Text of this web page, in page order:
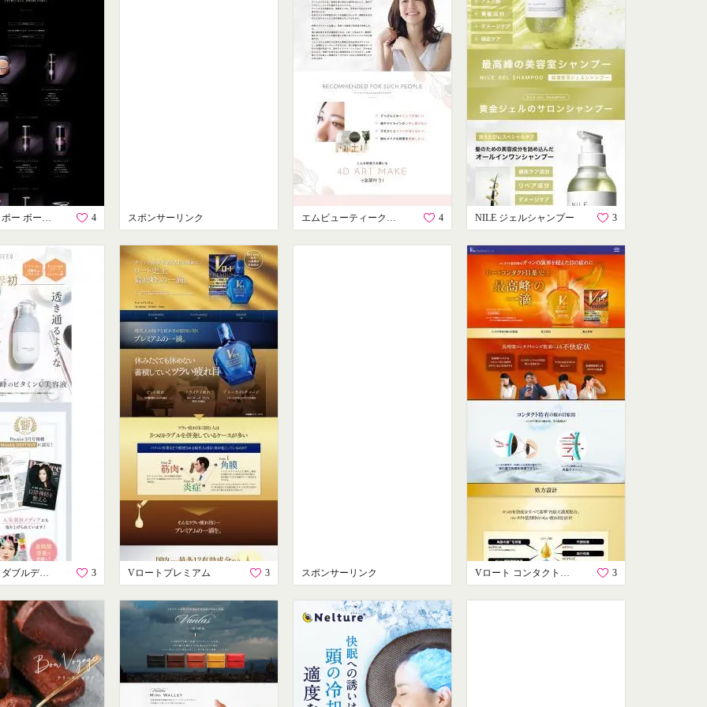
クレ・ド・ポー ボーテ シナクティフ 4 スポンサーリンク エムビューティークリニック 4 NILE ジェルシャンプー 3
セラシークダブルディープセラム 3 Vロートプレミアム 3 スポンサーリンク Vロート コンタクトプレミアム 3